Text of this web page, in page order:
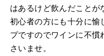
はあるけど飲んだことが
初心者の方にも十分に愉
プですのでワインに不慣
さいませ。